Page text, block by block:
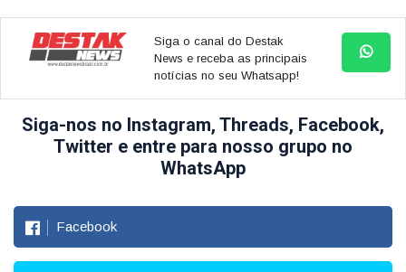
Siga o canal do Destak
News e receba as principais
notícias no seu Whatsapp!
Siga-nos no Instagram, Threads, Facebook,
Twitter e entre para nosso grupo no
WhatsApp
Facebook